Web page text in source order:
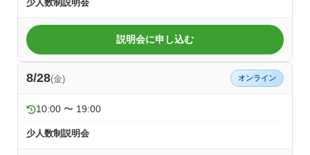
少人数制説明会
説明会に申し込む
8/28(金) オンライン
10:00 〜 19:00
少人数制説明会